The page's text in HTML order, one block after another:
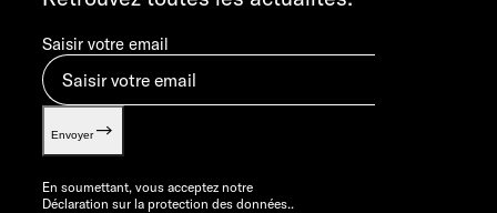
Saisir votre email
Envoyer
En soumettant, vous acceptez notre
Déclaration sur la protection des données..